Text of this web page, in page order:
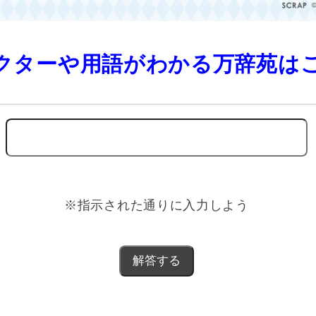
ターや用語がわかる万辞苑は
※指示された通りに入力しよう